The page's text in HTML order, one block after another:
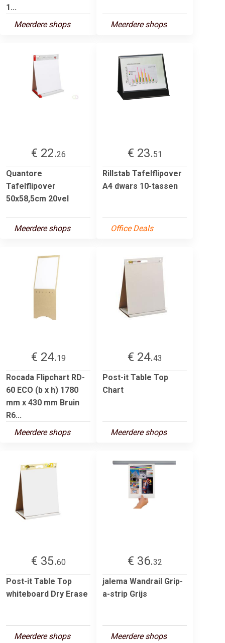
1...
Meerdere shops
Meerdere shops
€ 22.26
Quantore
Tafelflipover
50x58,5cm 20vel
Meerdere shops
€ 23.51
Rillstab Tafelflipover
A4 dwars 10-tassen
Office Deals
€ 24.19
Rocada Flipchart RD-
60 ECO (b x h) 1780
mm x 430 mm Bruin
R6...
Meerdere shops
€ 24.43
Post-it Table Top
Chart
Meerdere shops
€ 35.60
Post-it Table Top
whiteboard Dry Erase
Meerdere shops
€ 36.32
jalema Wandrail Grip-
a-strip Grijs
Meerdere shops